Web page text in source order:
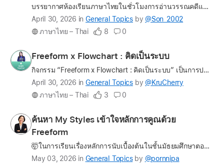
บรรยากาศห้องเรียนภาษาไทยในชั่วโมงการอ่านวรรณคดีและวรรณกรรมไทยของคุณครูเป็นอย่างไรกันบ้างครับ 🤔 อธิบายตัวบทให้นักเรียนฟัง? สอบ/ทำชิ้นงานเก็บคะแนน? นักเรียนส่งสายตาว่างเปล่าให้คุณครู? ดูเป็นภาพ…
Latest
update
question
April 30, 2026 in General Topics by @Son_2002
ภาษาไทย – Thai
8 0
Profile
for
KruCherry
Freeform x Flowchart : คิดเป็นระบบ
กิจกรรม “Freeform x Flowchart : คิดเป็นระบบ” เป็นการประยุกต์ใช้เทคโนโลยีเพื่อยกระดับการเรียนรู้ ทำให้นักเรียนเข้าใจผังงานได้อย่างเป็นรูปธรรม สนุกกับการเรียน และสามารถพัฒนาทักษะการคิดเชิงระบบเพื่อนำไป…
Latest
update
question
April 30, 2026 in General Topics by @KruCherry
ภาษาไทย – Thai
3 0
Profile
for
ค้นหา My Styles เข้าใจหลักการคูณด้วย
Freeform
🤯ในการเรียนเรื่องหลักการนับเบื้องต้นในชั้นมัธยมศึกษาตอนปลาย นักเรียนมักจะสับสนว่าเหตุการณ์ที่กำหนดต้องใช้วิธีการแบบใดในการแก้ปัญหา ทำให้แก้ปัญหา 😎เพื่อให้นักเรียนเข้าใจในสาระสำคัญของเรื่องหลักการคู…
Latest
May 03, 2026 in General Topics by @pornnipa